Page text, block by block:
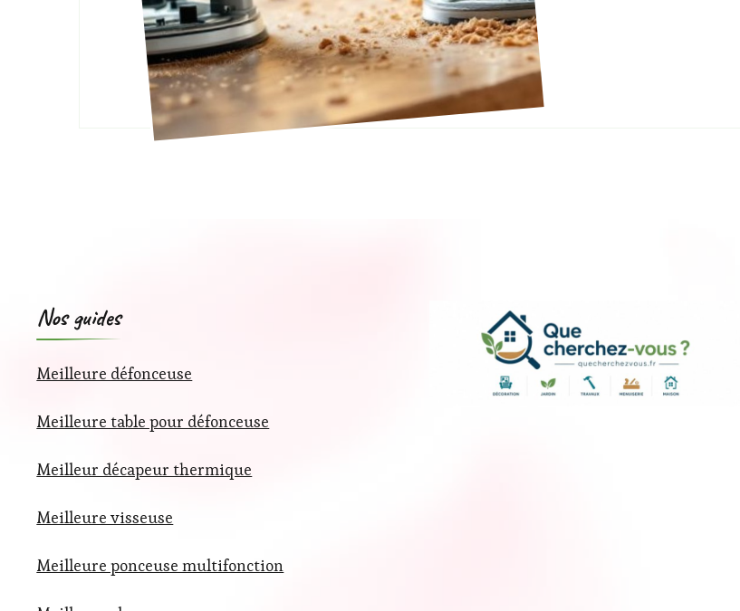
Nos guides
Meilleure défonceuse
Meilleure table pour défonceuse
Meilleur décapeur thermique
Meilleure visseuse
Meilleure ponceuse multifonction